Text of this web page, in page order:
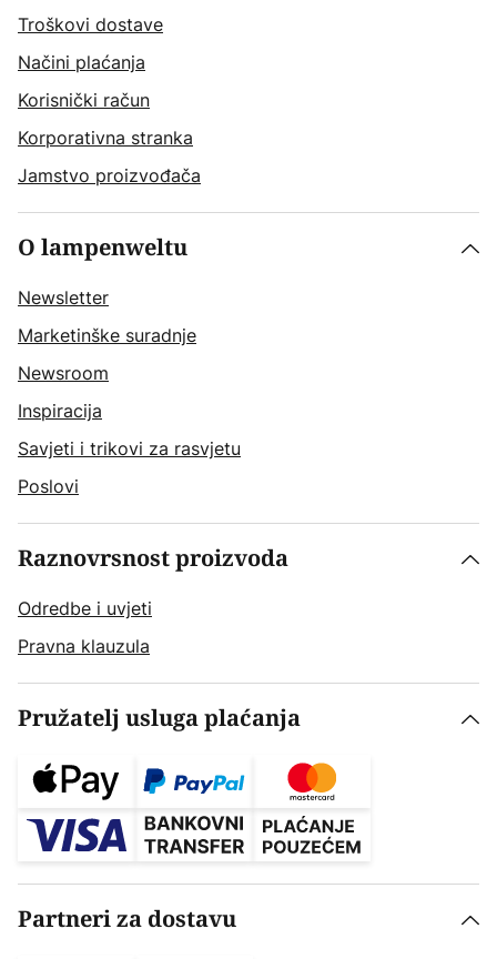
Troškovi dostave
Načini plaćanja
Korisnički račun
Korporativna stranka
Jamstvo proizvođača
O lampenweltu
Newsletter
Marketinške suradnje
Newsroom
Inspiracija
Savjeti i trikovi za rasvjetu
Poslovi
Raznovrsnost proizvoda
Odredbe i uvjeti
Pravna klauzula
Pružatelj usluga plaćanja
Partneri za dostavu